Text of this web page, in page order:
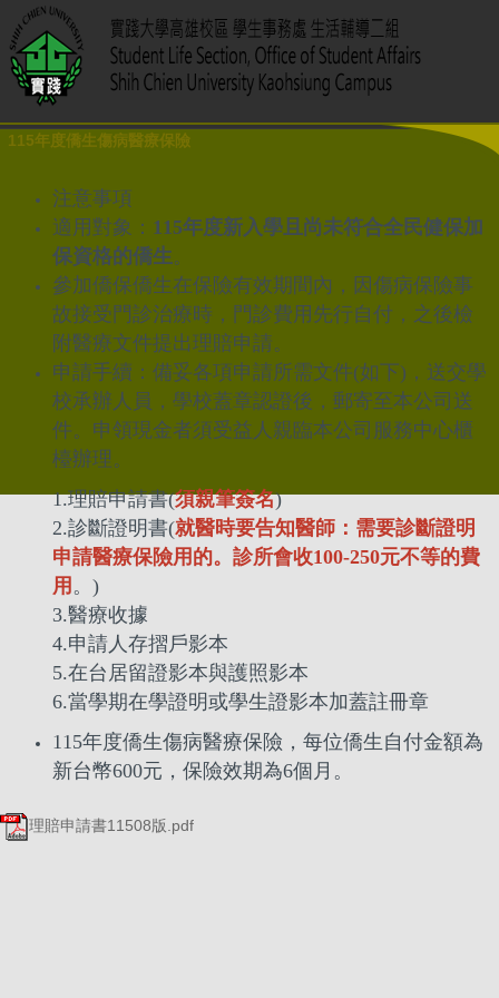
115年度僑生傷病醫療保險
注意事項
適用對象： 115年度新入學且尚未符合全民健保加
保資格的僑生。
參加僑保僑生在保險有效期間內，因傷病保險事
故接受門診治療時，門診費用先行自付，之後檢
附醫療文件提出理賠申請。
申請手續：備妥各項申請所需文件(如下)，送交學
校承辦人員，學校蓋章認證後，郵寄至本公司送
件。申領現金者須受益人親臨本公司服務中心櫃
檯辦理。
1.理賠申請書(須親筆簽名)
2.診斷證明書(就醫時要告知醫師：需要診斷證明
申請醫療保險用的。診所會收100-250元不等的費
用 。)
3.醫療收據
4.申請人存摺戶影本
5.在台居留證影本與護照影本
6.當學期在學證明或學生證影本加蓋註冊章
115年度僑生傷病醫療保險，每位僑生自付金額為
新台幣600元，保險效期為6個月。
理賠申請書11508版.pdf